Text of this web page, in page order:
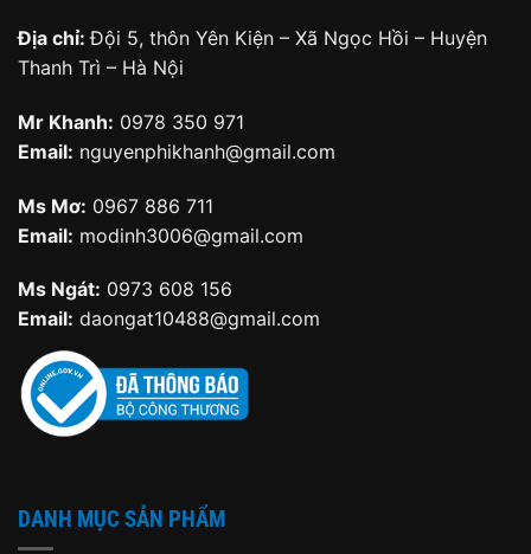
Địa chỉ:Đội 5, thôn Yên Kiện – Xã Ngọc Hồi – Huyện
Thanh Trì – Hà Nội
Mr Khanh: 0978 350 971
Email: nguyenphikhanh@gmail.com
Ms Mơ: 0967 886 711
Email: modinh3006@gmail.com
Ms Ngát: 0973 608 156
Email: daongat10488@gmail.com
DANH MỤC SẢN PHẨM